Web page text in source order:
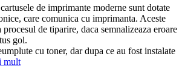
de imprimante moderne sunt dotate
care comunica cu imprimanta. Aceste
de tiparire, daca semnalizeaza eroare
gol.
cu toner, dar dupa ce au fost instalate
mult